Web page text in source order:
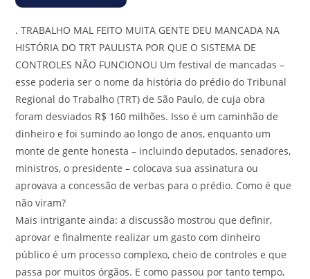
. TRABALHO MAL FEITO MUITA GENTE DEU MANCADA NA
HISTÓRIA DO TRT PAULISTA POR QUE O SISTEMA DE
CONTROLES NÃO FUNCIONOU Um festival de mancadas –
esse poderia ser o nome da história do prédio do Tribunal
Regional do Trabalho (TRT) de São Paulo, de cuja obra
foram desviados R$ 160 milhões. Isso é um caminhão de
dinheiro e foi sumindo ao longo de anos, enquanto um
monte de gente honesta – incluindo deputados, senadores,
ministros, o presidente – colocava sua assinatura ou
aprovava a concessão de verbas para o prédio. Como é que
não viram?
Mais intrigante ainda: a discussão mostrou que definir,
aprovar e finalmente realizar um gasto com dinheiro
público é um processo complexo, cheio de controles e que
passa por muitos órgãos. E como passou por tanto tempo,